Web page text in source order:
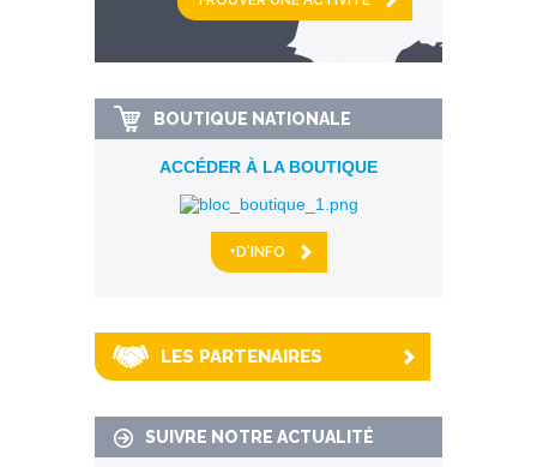
km alentour
BOUTIQUE NATIONALE
ACCÉDER À LA BOUTIQUE
+D'INFO
LES PARTENAIRES
SUIVRE NOTRE ACTUALITÉ